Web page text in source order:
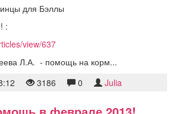
для Бэллы
:
view/637
Л.А. - помощь на корм...
3186 0 Julia